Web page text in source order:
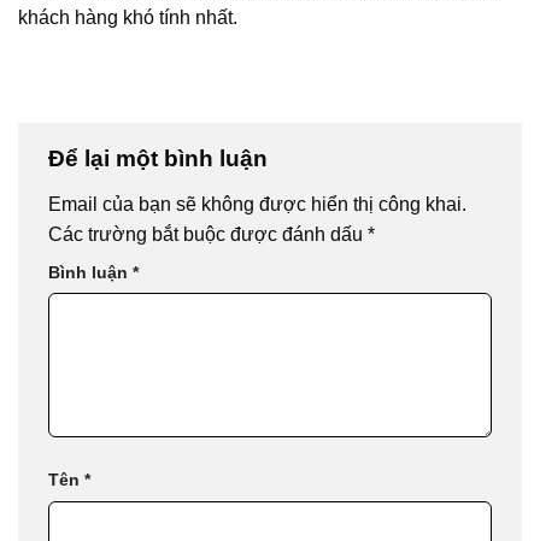
khách hàng khó tính nhất.
Để lại một bình luận
Email của bạn sẽ không được hiển thị công khai.
Các trường bắt buộc được đánh dấu *
Bình luận *
Tên *